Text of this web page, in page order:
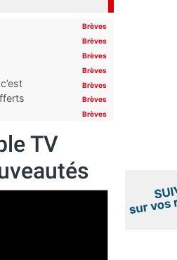
Brèves
Brèves
Brèves
Brèves
Brèves
Brèves
Brèves
TV